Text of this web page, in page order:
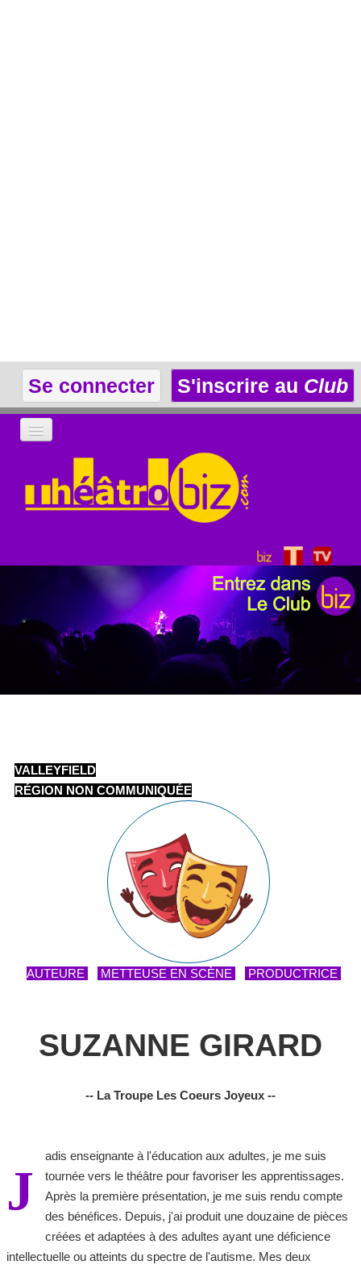
Se connecter S'inscrire au Club
LA THÉÂTROTHÈQUE
LE CLUB
VALLEYFIELD
RÉGION NON COMMUNIQUÉE
AUTEURE METTEUSE EN SCÈNE PRODUCTRICE
SUZANNE GIRARD
-- La Troupe Les Coeurs Joyeux --
J
adis enseignante à l'éducation aux adultes, je me suis
tournée vers le théâtre pour favoriser les apprentissages.
Après la première présentation, je me suis rendu compte
des bénéfices. Depuis, j'ai produit une douzaine de pièces
créées et adaptées à des adultes ayant une déficience
intellectuelle ou atteints du spectre de l'autisme. Mes deux